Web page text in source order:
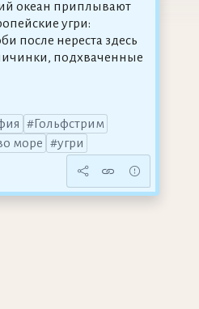
океан приплывают
угри:
после нереста здесь
подхваченные
Гольфстрим
море угри